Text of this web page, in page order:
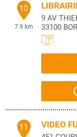
10
7.9 km
9 AV
33100
11 VIDEO